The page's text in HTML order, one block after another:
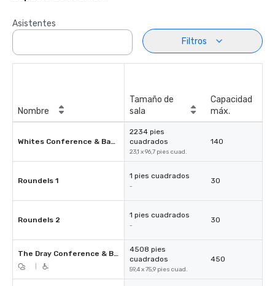
Asistentes
Filtros
Nombre
Tamaño de
sala
Capacidad
máx.
Whites Conference & Banqueting Suite
2234 pies
cuadrados
23,1 x 96,7 pies cuad.
140
Roundels 1
1 pies cuadrados
-
30
Roundels 2
1 pies cuadrados
-
30
The Dray Conference & Banqueting Suite
4508 pies
cuadrados
59,4 x 75,9 pies cuad.
450